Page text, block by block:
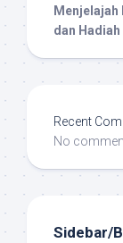
Menjelajah
dan Hadiah
Recent
No
Sidebar/